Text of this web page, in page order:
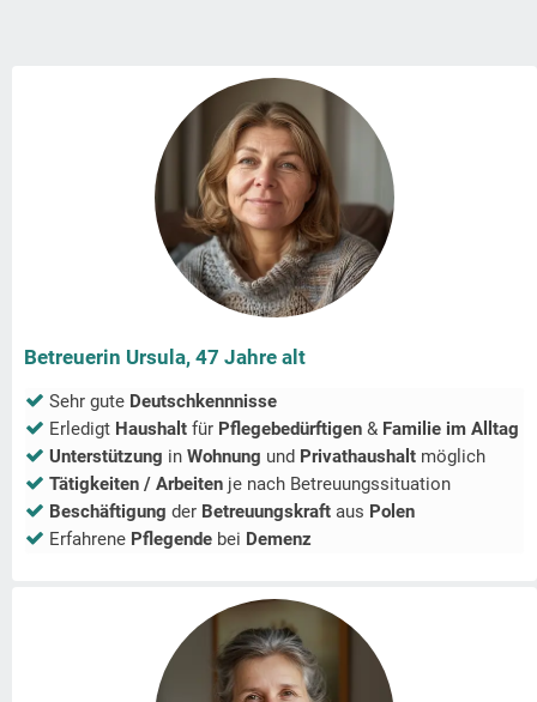
Betreuerin Ursula, 47 Jahre alt
Sehr gute Deutschkennnisse
Erledigt Haushalt für Pflegebedürftigen & Familie im Alltag
Unterstützung in Wohnung und Privathaushalt möglich
Tätigkeiten / Arbeiten je nach Betreuungssituation
Beschäftigung der Betreuungskraft aus Polen
Erfahrene Pflegende bei Demenz